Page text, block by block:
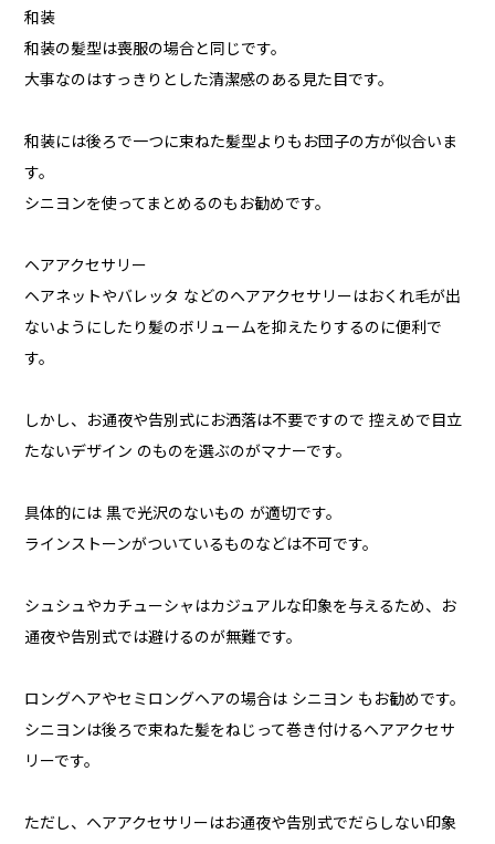
和装
和装の髪型は喪服の場合と同じです。
大事なのはすっきりとした清潔感のある見た目です。
和装には後ろで一つに束ねた髪型よりもお団子の方が似合いま
す。
シニヨンを使ってまとめるのもお勧めです。
ヘアアクセサリー
ヘアネットやバレッタ などのヘアアクセサリーはおくれ毛が出
ないようにしたり髪のボリュームを抑えたりするのに便利で
す。
しかし、お通夜や告別式にお洒落は不要ですので 控えめで目立
たないデザイン のものを選ぶのがマナーです。
具体的には 黒で光沢のないもの が適切です。
ラインストーンがついているものなどは不可です。
シュシュやカチューシャはカジュアルな印象を与えるため、お
通夜や告別式では避けるのが無難です。
ロングヘアやセミロングヘアの場合は シニヨン もお勧めです。
シニヨンは後ろで束ねた髪をねじって巻き付けるヘアアクセサ
リーです。
ただし、ヘアアクセサリーはお通夜や告別式でだらしない印象